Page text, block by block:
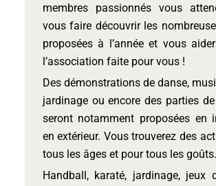
membres passionnés vous
vous faire découvrir les
proposées à l’année et vous
l’association faite pour vous !
Des démonstrations de danse,
jardinage ou encore des parties
seront notamment proposées en
en extérieur. Vous trouverez des
tous les âges et pour tous les goûts.
Handball, karaté, jardinage, jeux